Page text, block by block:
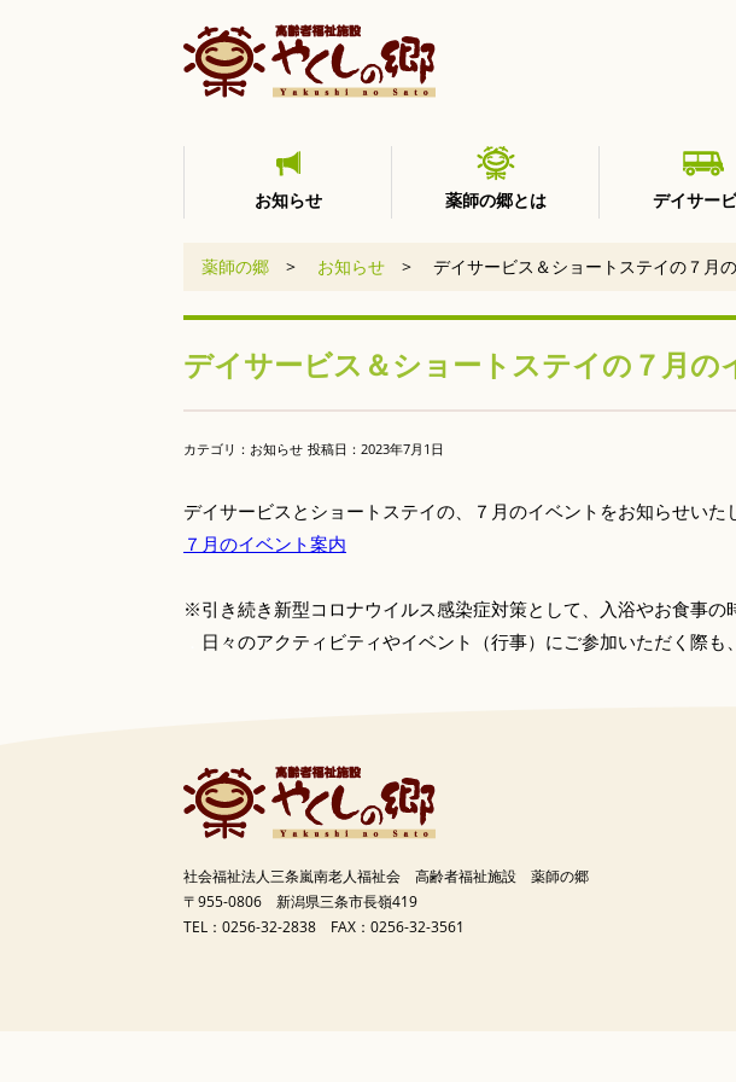
お知らせ 薬師の郷とは デイサー
薬師の郷 > お知らせ > デイサービス＆ショートステイの７月
デイサービス＆ショートステイの７月の
カテゴリ：お知らせ 投稿日： 2023年7月1日
デイサービスとショートステイの、７月のイベントをお知らせいた
７月のイベント案内
※引き続き新型コロナウイルス感染症対策として、入浴やお食事の
日々のアクティビティやイベント（行事）にご参加いただく際も
社会福祉法人三条嵐南老人福祉会 高齢者福祉施設 薬師の郷
〒955-0806 新潟県三条市長嶺419
TEL：0256-32-2838 FAX：0256-32-3561